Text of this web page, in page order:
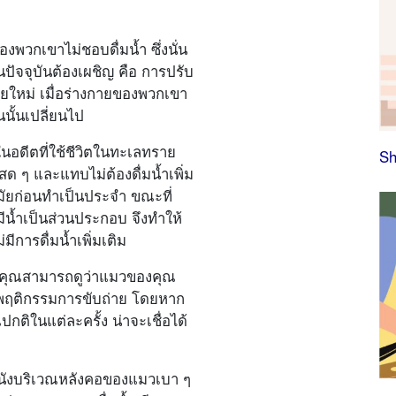
พวกเขาไม่ชอบดื่มน้ำ ซึ่งนั่น
ปัจจุบันต้องเผชิญ คือ การปรับ
หม่ เมื่อร่างกายของพวกเขา
นั้นเปลี่ยนไป
อดีตที่ใช้ชีวิตในทะเลทราย
ด ๆ และแทบไม่ต้องดื่มน้ำเพิ่ม
ยก่อนทำเป็นประจำ ขณะที่
ำเป็นส่วนประกอบ จึงทำให้
การดื่มน้ำเพิ่มเติม
คุณสามารถดูว่าแมวของคุณ
ติกรรมการขับถ่าย โดยหาก
ติในแต่ละครั้ง น่าจะเชื่อได้
บริเวณหลังคอของแมวเบา ๆ